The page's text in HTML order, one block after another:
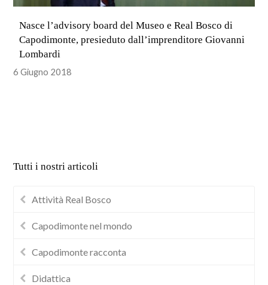
Nasce l’advisory board del Museo e Real Bosco di
Capodimonte, presieduto dall’imprenditore Giovanni
Lombardi
6 Giugno 2018
Tutti i nostri articoli
Attività Real Bosco
Capodimonte nel mondo
Capodimonte racconta
Didattica